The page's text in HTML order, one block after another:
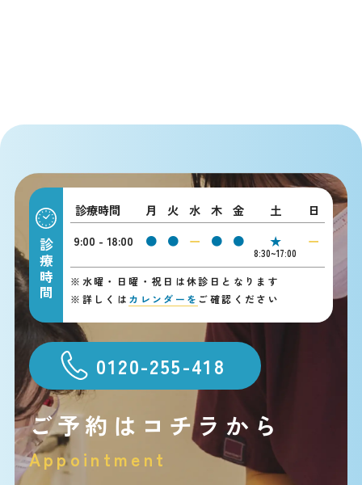
診療時間
診療時間 月 火 水 木 金 土
日
9:00 - 18:00
● ● ー ● ● ★
8:30~17:00
ー
※ 水曜・日曜・祝日は休診日となります
※ 詳しくは カレンダーを ご確認ください
0120-255-418
ご予約はコチラから
Appointment